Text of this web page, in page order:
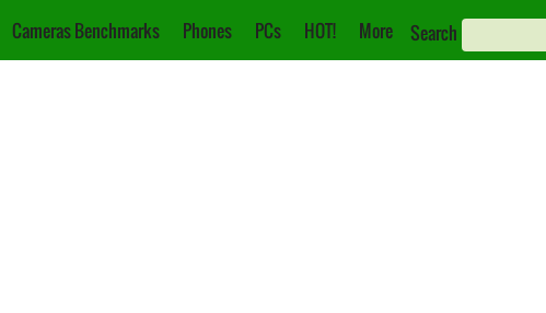
Cameras Benchmarks Phones PCs HOT! More Search